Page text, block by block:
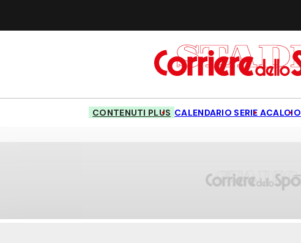
CONTENUTI PLUS CALENDARIO SERIE ACALCIO